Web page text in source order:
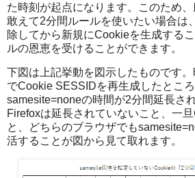
た時刻が起点になります。このため
敢えて2分間ルールを使いたい場合は
除してから新規にCookieを生成する
ルの恩恵を受けることができます。
下図は上記挙動を図示したものです
でCookie SESSIDを再生成したとこ
samesite=noneの時間が2分間延長さ
Firefoxは延長されていないこと、一
と、どちらのブラウザでも
活することが図から見て取れます。